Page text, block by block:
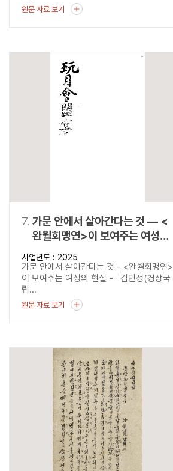
원문 자료 보기
7. 가문 안에서 살아간다는 것 ― <
완월회맹연>이 보여주는 여성의
현실
사업년도 : 2025
가문 안에서 살아간다는 것 - <완월회맹연>
이 보여주는 여성의 현실 - 김민정(경상국
립...
원문 자료 보기